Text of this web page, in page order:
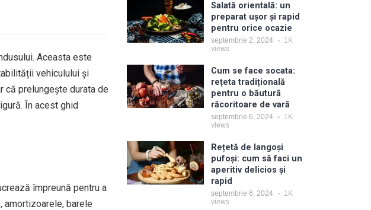
Aceasta este
vehiculului și
că prelungește durata de
În acest ghid
împreună pentru a
amortizoarele, barele
Salată orientală: un
preparat ușor și rapid
pentru orice ocazie
septembrie 2, 2024
1K
views
Cum se face socata:
rețeta tradițională
pentru o băutură
răcoritoare de vară
septembrie 6, 2024
1K
views
Rețetă de langoși
pufoși: cum să faci un
aperitiv delicios și
rapid
septembrie 6, 2024
1K
views